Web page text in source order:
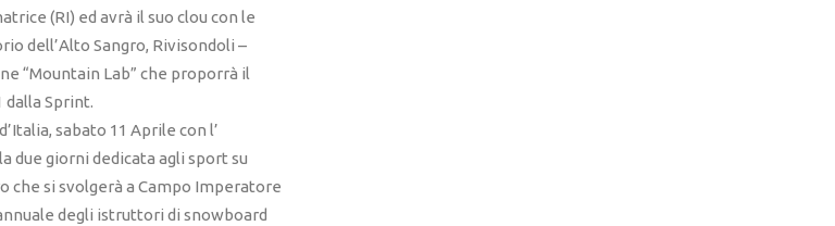
(RI) ed avrà il suo clou con le
dell’Alto Sangro, Rivisondoli –
“Mountain Lab” che proporrà il
dalla Sprint.
sabato 11 Aprile con l’
due giorni dedicata agli sport su
che si svolgerà a Campo Imperatore
degli istruttori di snowboard